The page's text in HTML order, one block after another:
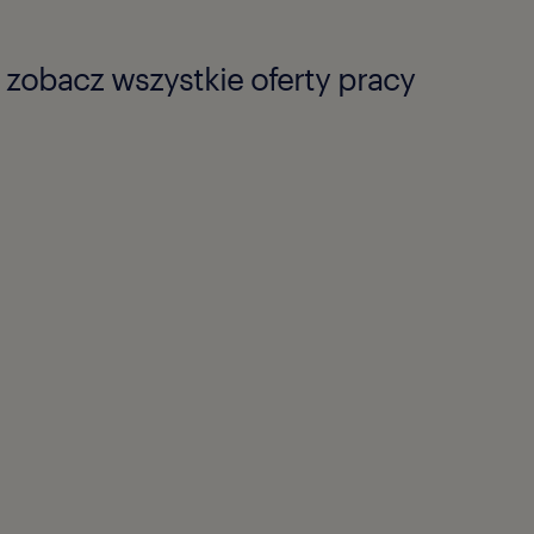
zobacz wszystkie oferty pracy